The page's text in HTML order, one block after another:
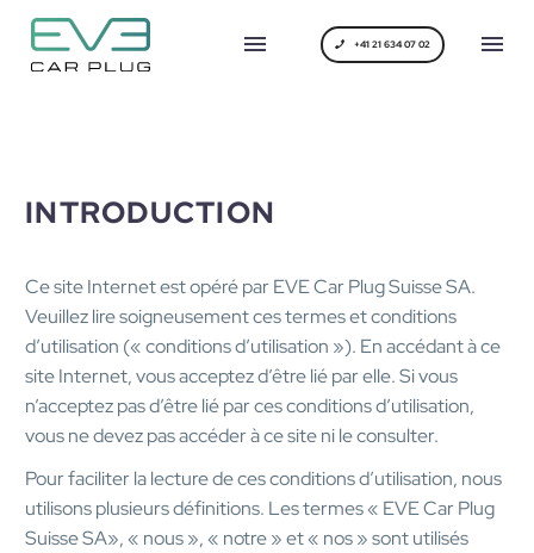
+41 21 634 07 02
INTRODUCTION
Ce site Internet est opéré par EVE Car Plug Suisse SA.
Veuillez lire soigneusement ces termes et conditions
d’utilisation (« conditions d’utilisation »). En accédant à ce
site Internet, vous acceptez d’être lié par elle. Si vous
n’acceptez pas d’être lié par ces conditions d’utilisation,
vous ne devez pas accéder à ce site ni le consulter.
Pour faciliter la lecture de ces conditions d’utilisation, nous
utilisons plusieurs définitions. Les termes « EVE Car Plug
Suisse SA», « nous », « notre » et « nos » sont utilisés